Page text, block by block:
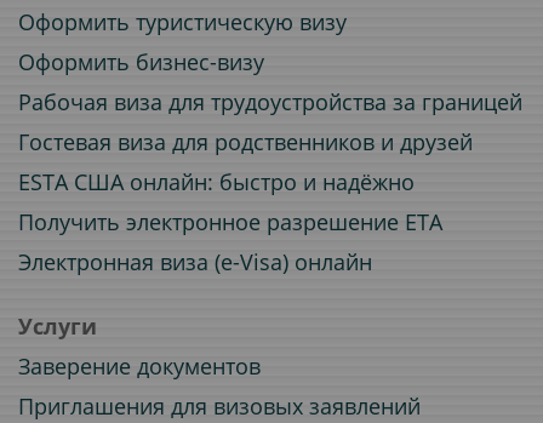
Оформить туристическую визу
Оформить бизнес-визу
Рабочая виза для трудоустройства за границей
Гостевая виза для родственников и друзей
ESTA США онлайн: быстро и надёжно
Получить электронное разрешение ETA
Электронная виза (e-Visa) онлайн
Услуги
Заверение документов
Приглашения для визовых заявлений